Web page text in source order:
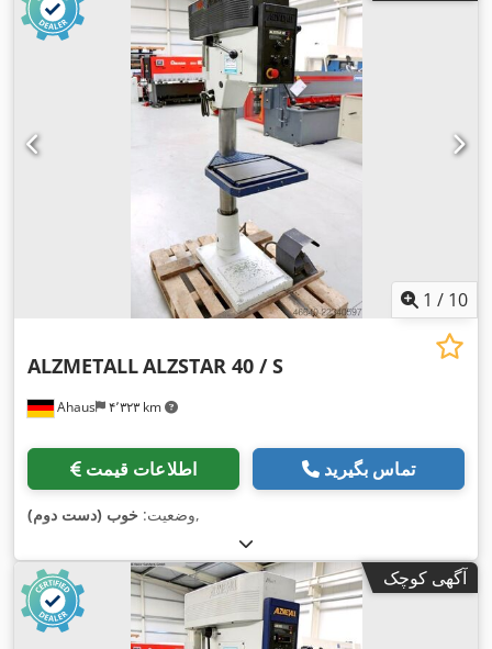
1 / 10
Ahaus ۴٬۳۲۳ km
ALZMETALLALZSTAR 40 / S
اطلاعات قیمت تماس بگیرید
وضعیت: خوب (دست دوم) ,
آگهی کوچک